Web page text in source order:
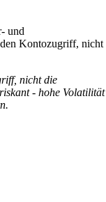
und
Kontozugriff, nicht
nicht die
- hohe Volatilität